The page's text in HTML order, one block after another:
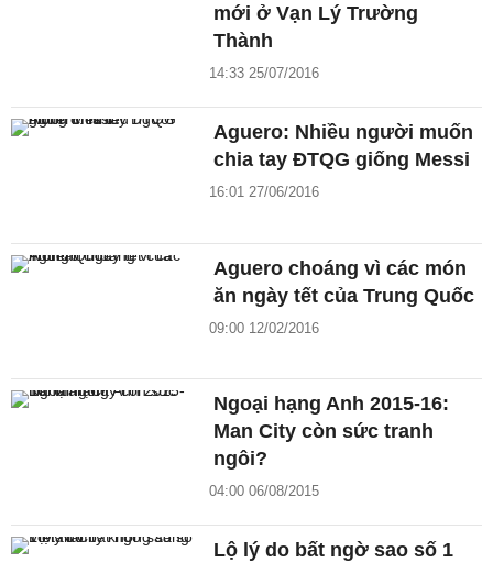
mới ở Vạn Lý Trường
Thành
14:33 25/07/2016
Aguero: Nhiều người muốn
chia tay ĐTQG giống Messi
16:01 27/06/2016
Aguero choáng vì các món
ăn ngày tết của Trung Quốc
09:00 12/02/2016
Ngoại hạng Anh 2015-16:
Man City còn sức tranh
ngôi?
04:00 06/08/2015
Lộ lý do bất ngờ sao số 1